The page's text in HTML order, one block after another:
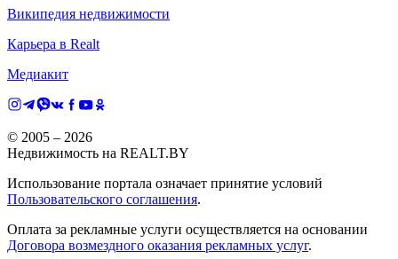
Википедия недвижимости
Карьера в Realt
Медиакит
© 2005 – 2026
Недвижимость на REALT.BY
Использование портала означает принятие условий
Пользовательского соглашения.
Оплата за рекламные услуги осуществляется на основании
Договора возмездного оказания рекламных услуг.